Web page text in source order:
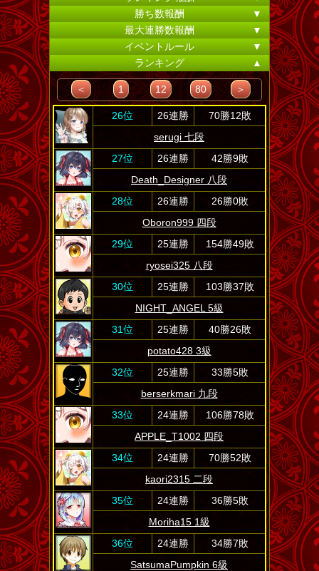
勝ち数報酬
▼
最大連勝数報酬
▼
イベントルール
▼
ランキング
▲
＜ 1 12 80 ＞
26位 26連勝
70勝12敗
serugi 七段
27位
26連勝
42勝9敗
Death_Designer 八段
28位
26連勝
26勝0敗
Oboron999 四段
29位
25連勝
154勝49敗
ryosei325 八段
30位
25連勝
103勝37敗
NIGHT_ANGEL 5級
31位
25連勝
40勝26敗
potato428 3級
32位
25連勝
33勝5敗
berserkmari 九段
33位
24連勝
106勝78敗
APPLE_T1002 四段
34位
24連勝
70勝52敗
kaori2315 二段
35位
24連勝
36勝5敗
Moriha15 1級
36位
24連勝
34勝7敗
SatsumaPumpkin 6級